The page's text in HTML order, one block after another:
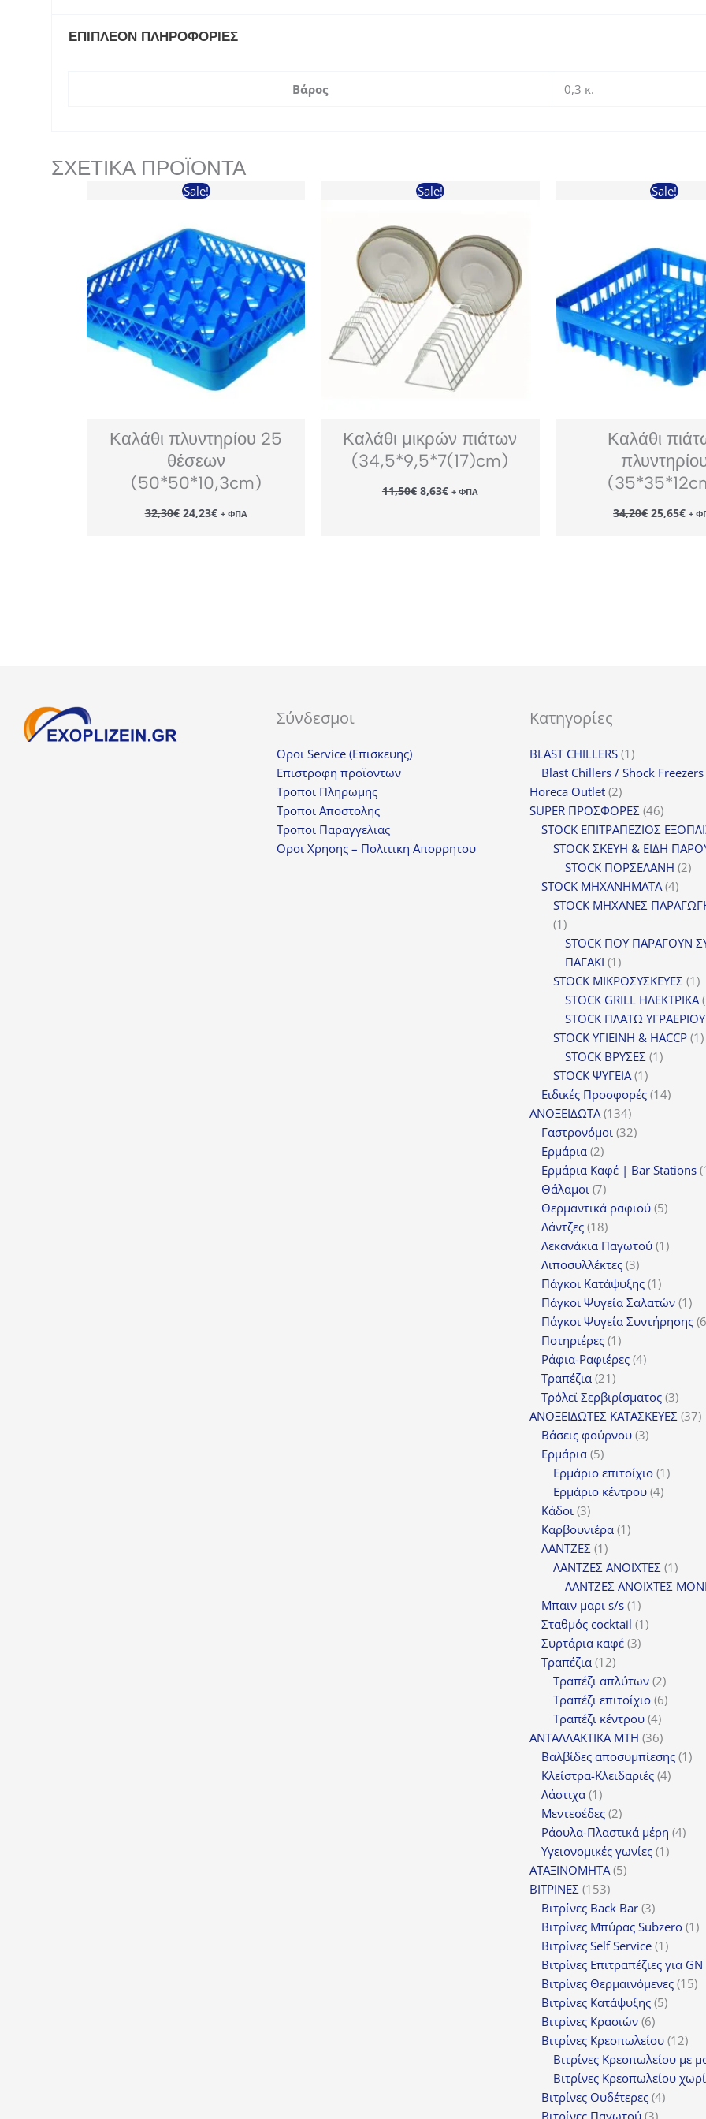
ΕΠΙΠΛΈΟΝ ΠΛΗΡΟΦΟΡΊΕΣ
Βάρος 0,3 κ.
ΣΧΕΤΙΚΆ ΠΡΟΪΌΝΤΑ
Sale!
Καλάθι πλυντηρίου 25
θέσεων
(50*50*10,3cm)
32,30€ Original
price
24,23€Η
τρέχουσα
+ ΦΠΑ
Sale!
Καλάθι μικρών πιάτων
(34,5*9,5*7(17)cm)
11,50€ Original
price
8,63€Η
τρέχουσα
+ ΦΠΑ
Sale!
Καλάθι
34,20€ Original
price
25,65€Η+
Σύνδεσμοι
Οροι Service (Επισκευης)
Επιστροφη προϊοντων
Τροποι Πληρωμης
Τροποι Αποστολης
Τροποι Παραγγελιας
Οροι Χρησης – Πολιτικη Απορρητου
Κατηγορίες
BLAST CHILLERS 11
προϊόν
Blast Chillers / Shock Freezers
Horeca Outlet 22
προϊόντα
SUPER ΠΡΟΣΦΟΡΕΣ 4646
STOCK ΕΠΙΤΡΑΠΕΖΙΟΣ
STOCK ΣΚΕΥΗ & ΕΙΔΗ
STOCK ΠΟΡΣΕΛΑΝΗ 22
STOCK ΜΗΧΑΝΗΜΑΤΑ 44
STOCK ΜΗΧΑΝΕΣ
11
προϊόν
STOCK ΠΟΥ ΠΑΡΑΓΟΥΝ
ΠΑΓΑΚΙ 11
προϊόν
STOCK ΜΙΚΡΟΣΥΣΚΕΥΕΣ 11
STOCK GRILL ΗΛΕΚΤΡΙΚΑ
STOCK ΠΛΑΤΩ ΥΓΡΑΕΡΙΟΥ
STOCK ΥΓΙΕΙΝΗ & HACCP 11
STOCK ΒΡΥΣΕΣ 11
STOCK ΨΥΓΕΙΑ 11
προϊόν
Ειδικές Προσφορές 1414
ΑΝΟΞΕΙΔΩΤΑ 134134
προϊόντα
Γαστρονόμοι 3232
Ερμάρια 22
προϊόντα
Ερμάρια Καφέ | Bar Stations
Θάλαμοι 77
προϊόντα
Θερμαντικά ραφιού 55
Λάντζες 1818
προϊόντα
Λεκανάκια Παγωτού 11
Λιποσυλλέκτες 33
προϊόντα
Πάγκοι Κατάψυξης 11
προϊόν
Πάγκοι Ψυγεία Σαλατών 11
Πάγκοι Ψυγεία Συντήρησης 6
Ποτηριέρες 11
προϊόν
Ράφια-Ραφιέρες 44
Τραπέζια 2121
προϊόντα
Τρόλεϊ Σερβιρίσματος 33
ΑΝΟΞΕΙΔΩΤΕΣ ΚΑΤΑΣΚΕΥΕΣ 3737
Βάσεις φούρνου 33
Ερμάρια 55
προϊόντα
Ερμάριο επιτοίχιο 11
Ερμάριο κέντρου 44
Κάδοι 33
προϊόντα
Καρβουνιέρα 11
ΛΑΝΤΖΕΣ 11
προϊόν
ΛΑΝΤΖΕΣ ΑΝΟΙΧΤΕΣ 11
ΛΑΝΤΖΕΣ ΑΝΟΙΧΤΕΣ
Μπαιν μαρι s/s 11
προϊόν
Σταθμός cocktail 11
Συρτάρια καφέ 33
Τραπέζια 1212
προϊόντα
Τραπέζι απλύτων 22
προϊόντα
Τραπέζι επιτοίχιο 66
Τραπέζι κέντρου 44
προϊόντα
ΑΝΤΑΛΛΑΚΤΙΚΑ MTH 3636
προϊόντα
Βαλβίδες αποσυμπίεσης 11
Κλείστρα-Κλειδαριές 44
Λάστιχα 11
προϊόν
Μεντεσέδες 22
προϊόντα
Ράουλα-Πλαστικά μέρη 44
Υγειονομικές γωνίες 11
ΑΤΑΞΙΝΟΜΗΤΑ 55
ΒΙΤΡΙΝΕΣ 153153
προϊόντα
Βιτρίνες Back Bar 33
προϊόντα
Βιτρίνες Mπύρας Subzero 11
Βιτρίνες Self Service 11
προϊόν
Βιτρίνες Επιτραπέζιες για GN
Βιτρίνες Θερμαινόμενες 1515
Βιτρίνες Κατάψυξης 55
Βιτρίνες Κρασιών 66
προϊόντα
Βιτρίνες Κρεοπωλείου 1212
Βιτρίνες Κρεοπωλείου με
Βιτρίνες Κρεοπωλείου
Βιτρίνες Ουδέτερες 44
Βιτρίνες Παγωτού 33